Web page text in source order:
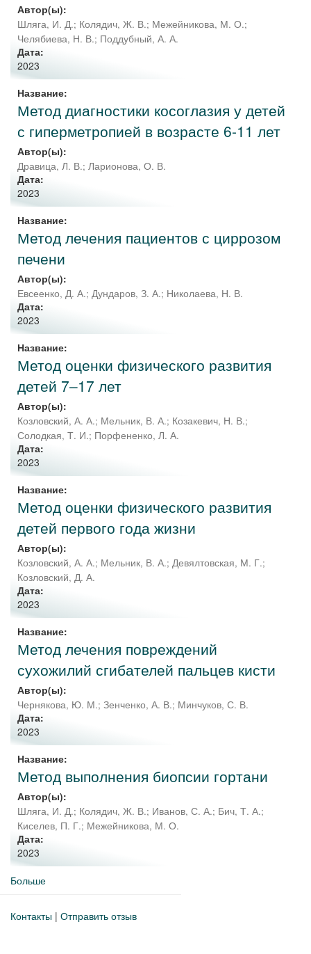
Автор(ы):
Шляга, И. Д.; Колядич, Ж. В.; Межейникова, М. О.;
Челябиева, Н. В.; Поддубный, А. А.
Дата:
2023
Название:
Метод диагностики косоглазия у детей
с гиперметропией в возрасте 6-11 лет
Автор(ы):
Дравица, Л. В.; Ларионова, О. В.
Дата:
2023
Название:
Метод лечения пациентов с циррозом
печени
Автор(ы):
Евсеенко, Д. А.; Дундаров, З. А.; Николаева, Н. В.
Дата:
2023
Название:
Метод оценки физического развития
детей 7–17 лет
Автор(ы):
Козловский, А. А.; Мельник, В. А.; Козакевич, Н. В.;
Солодкая, Т. И.; Порфененко, Л. А.
Дата:
2023
Название:
Метод оценки физического развития
детей первого года жизни
Автор(ы):
Козловский, А. А.; Мельник, В. А.; Девялтовская, М. Г.;
Козловский, Д. А.
Дата:
2023
Название:
Метод лечения повреждений
сухожилий сгибателей пальцев кисти
Автор(ы):
Чернякова, Ю. М.; Зенченко, А. В.; Минчуков, С. В.
Дата:
2023
Название:
Метод выполнения биопсии гортани
Автор(ы):
Шляга, И. Д.; Колядич, Ж. В.; Иванов, С. А.; Бич, Т. А.;
Киселев, П. Г.; Межейникова, М. О.
Дата:
2023
Больше
Контакты | Отправить отзыв